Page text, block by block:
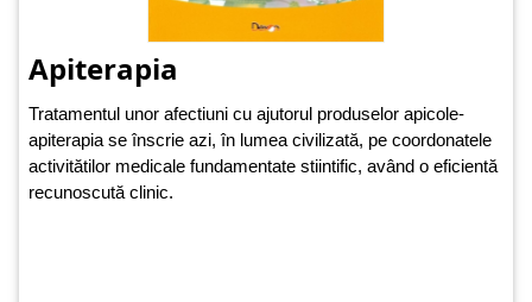
Apiterapia
Tratamentul unor afectiuni cu ajutorul produselor apicole-
apiterapia se înscrie azi, în lumea civilizată, pe coordonatele
activitătilor medicale fundamentate stiintific, având o eficientă
recunoscută clinic.